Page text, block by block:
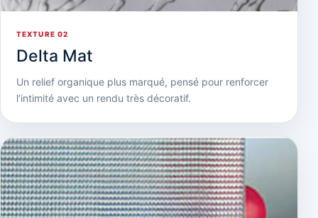
TEXTURE 02
Delta Mat
Un relief organique plus marqué, pensé pour renforcer
l’intimité avec un rendu très décoratif.